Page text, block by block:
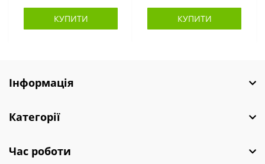
КУПИТИ КУПИТИ
Інформація
Категорії
Час роботи